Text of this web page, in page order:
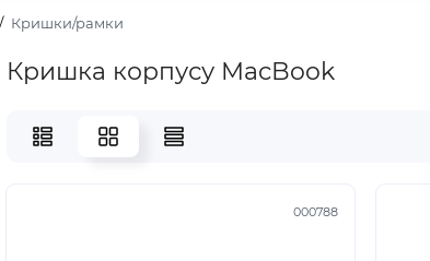
Кришки/рамки
Кришка корпусу MacBook
000788